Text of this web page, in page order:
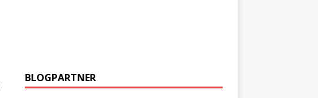
BLOGPARTNER